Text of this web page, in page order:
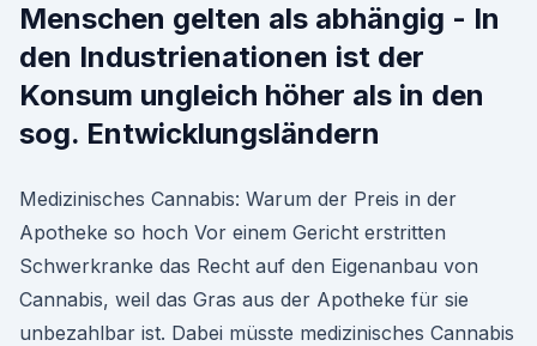
Menschen gelten als abhängig - In
den Industrienationen ist der
Konsum ungleich höher als in den
sog. Entwicklungsländern
Medizinisches Cannabis: Warum der Preis in der
Apotheke so hoch Vor einem Gericht erstritten
Schwerkranke das Recht auf den Eigenanbau von
Cannabis, weil das Gras aus der Apotheke für sie
unbezahlbar ist. Dabei müsste medizinisches Cannabis